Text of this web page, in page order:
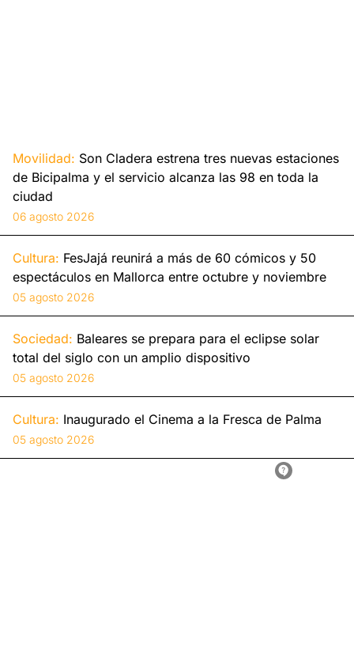
Movilidad: Son Cladera estrena tres nuevas estaciones
de Bicipalma y el servicio alcanza las 98 en toda la
ciudad
06 agosto 2026
Cultura: FesJajá reunirá a más de 60 cómicos y 50
espectáculos en Mallorca entre octubre y noviembre
05 agosto 2026
Sociedad: Baleares se prepara para el eclipse solar
total del siglo con un amplio dispositivo
05 agosto 2026
Cultura: Inaugurado el Cinema a la Fresca de Palma
05 agosto 2026